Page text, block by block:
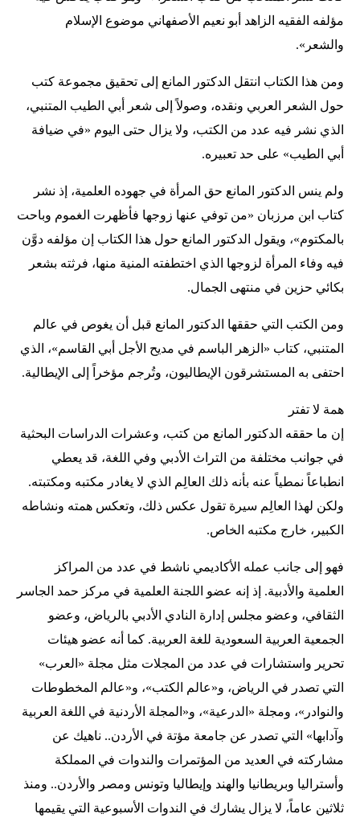
مؤلفه الفقيه الزاهد أبو نعيم الأصفهاني موضوع الإسلام
والشعر».
ومن هذا الكتاب انتقل الدكتور المانع إلى تحقيق مجموعة كتب
حول الشعر العربي ونقده، وصولاً إلى شعر أبي الطيب المتنبي،
الذي نشر فيه عدد من الكتب، ولا يزال حتى اليوم «في ضيافة
أبي الطيب» على حد تعبيره.
ولم ينس الدكتور المانع حق المرأة في جهوده العلمية، إذ نشر
كتاب ابن مرزبان «من توفي عنها زوجها فأظهرت الغموم وباحت
بالمكتوم»، ويقول الدكتور المانع حول هذا الكتاب إن مؤلفه دوَّن
فيه وفاء المرأة لزوجها الذي اختطفته المنية منها، فرثته بشعر
بكائي حزين في منتهى الجمال.
ومن الكتب التي حققها الدكتور المانع قبل أن يغوص في عالم
المتنبي، كتاب «الزهر الباسم في مديح الأجل أبي القاسم»، الذي
احتفى به المستشرقون الإيطاليون، وتُرجم مؤخراً إلى الإيطالية.
همة لا تفتر
إن ما حققه الدكتور المانع من كتب، وعشرات الدراسات البحثية
في جوانب مختلفة من التراث الأدبي وفي اللغة، قد يعطي
انطباعاً نمطياً عنه بأنه ذلك العالِم الذي لا يغادر مكتبه ومكتبته.
ولكن لهذا العالِم سيرة تقول عكس ذلك، وتعكس همته ونشاطه
الكبير، خارج مكتبه الخاص.
فهو إلى جانب عمله الأكاديمي ناشط في عدد من المراكز
العلمية والأدبية. إذ إنه عضو اللجنة العلمية في مركز حمد الجاسر
الثقافي، وعضو مجلس إدارة النادي الأدبي بالرياض، وعضو
الجمعية العربية السعودية للغة العربية. كما أنه عضو هيئات
تحرير واستشارات في عدد من المجلات مثل مجلة «العرب»
التي تصدر في الرياض، و«عالم الكتب»، و«عالم المخطوطات
والنوادر»، ومجلة «الدرعية»، و«المجلة الأردنية في اللغة العربية
وآدابها» التي تصدر عن جامعة مؤتة في الأردن.. ناهيك عن
مشاركته في العديد من المؤتمرات والندوات في المملكة
وأستراليا وبريطانيا والهند وإيطاليا وتونس ومصر والأردن.. ومنذ
ثلاثين عاماً، لا يزال يشارك في الندوات الأسبوعية التي يقيمها